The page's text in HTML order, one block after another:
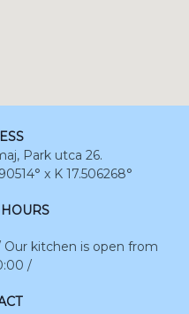
Park utca 26.
x K 17.506268°
Our kitchen is open from
/